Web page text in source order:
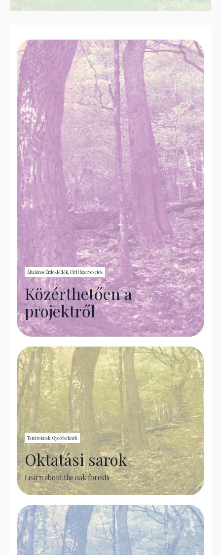
Általános Érdeklődők, Civil Szervezetek
Közérthetően a
projektről
Tanároknak, Gyerekeknek
Oktatási sarok
Learn about the oak forests